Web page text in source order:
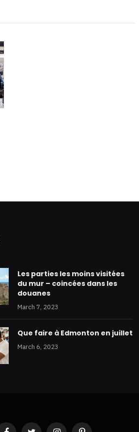
Les parties les moins visitées
du mur – coincées dans les
douanes
March 7, 2023
Que faire à Edmonton en juillet
March 6, 2023